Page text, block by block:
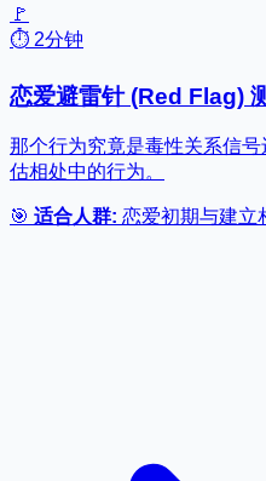
🚩
⏱️ 2分钟
恋爱避雷针 (Red Flag)
那个行为究竟是毒性关系信
估相处中的行为。
🎯 适合人群: 恋爱初期与建立